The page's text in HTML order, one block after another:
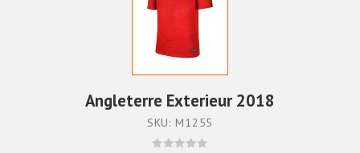
Angleterre Exterieur 2018
SKU: M1255